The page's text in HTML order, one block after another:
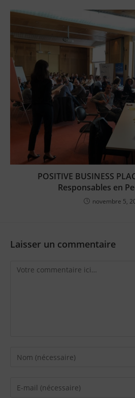
POSITIVE BUSINESS
Responsables en
novembre 5,
Laisser un commentaire
Comment
Enter
Enter